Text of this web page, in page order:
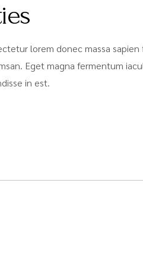
lorem donec massa
Eget magna fermentum
in est.